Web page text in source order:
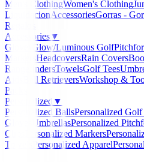
Men's ClothingWomen's Clothing
LiquidacionAccessoriesGorras -
Regalos
Accessories ▼
Gloves
Glow/Luminous Golf
MarkersHeadcoversRain Covers
RangefindersTowelsGolf Tees
Aids
Ball RetrieversWorkshop &
Packs
Personalized ▼
Personalized BallsPersonalized Golf
Gloves
UmbrellasPersonalized
Clips
Personalized Markers
Towels
Personalized Apparel